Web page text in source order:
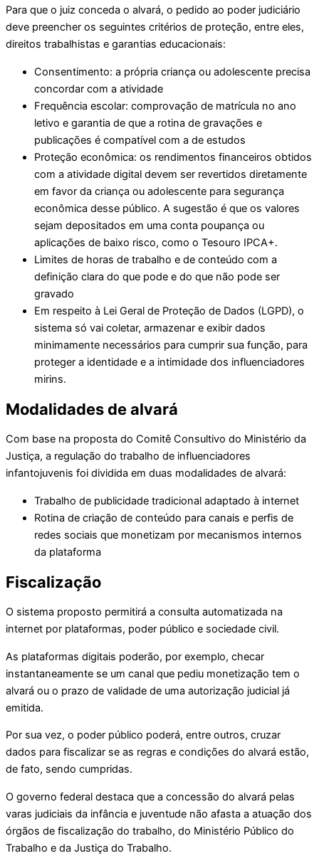
Para que o juiz conceda o alvará, o pedido ao poder judiciário
deve preencher os seguintes critérios de proteção, entre eles,
direitos trabalhistas e garantias educacionais:
Consentimento: a própria criança ou adolescente precisa
concordar com a atividade
Frequência escolar: comprovação de matrícula no ano
letivo e garantia de que a rotina de gravações e
publicações é compatível com a de estudos
Proteção econômica: os rendimentos financeiros obtidos
com a atividade digital devem ser revertidos diretamente
em favor da criança ou adolescente para segurança
econômica desse público. A sugestão é que os valores
sejam depositados em uma conta poupança ou
aplicações de baixo risco, como o Tesouro IPCA+.
Limites de horas de trabalho e de conteúdo com a
definição clara do que pode e do que não pode ser
gravado
Em respeito à Lei Geral de Proteção de Dados (LGPD), o
sistema só vai coletar, armazenar e exibir dados
minimamente necessários para cumprir sua função, para
proteger a identidade e a intimidade dos influenciadores
mirins.
Modalidades de alvará
Com base na proposta do Comitê Consultivo do Ministério da
Justiça, a regulação do trabalho de influenciadores
infantojuvenis foi dividida em duas modalidades de alvará:
Trabalho de publicidade tradicional adaptado à internet
Rotina de criação de conteúdo para canais e perfis de
redes sociais que monetizam por mecanismos internos
da plataforma
Fiscalização
O sistema proposto permitirá a consulta automatizada na
internet por plataformas, poder público e sociedade civil.
As plataformas digitais poderão, por exemplo, checar
instantaneamente se um canal que pediu monetização tem o
alvará ou o prazo de validade de uma autorização judicial já
emitida.
Por sua vez, o poder público poderá, entre outros, cruzar
dados para fiscalizar se as regras e condições do alvará estão,
de fato, sendo cumpridas.
O governo federal destaca que a concessão do alvará pelas
varas judiciais da infância e juventude não afasta a atuação dos
órgãos de fiscalização do trabalho, do Ministério Público do
Trabalho e da Justiça do Trabalho.